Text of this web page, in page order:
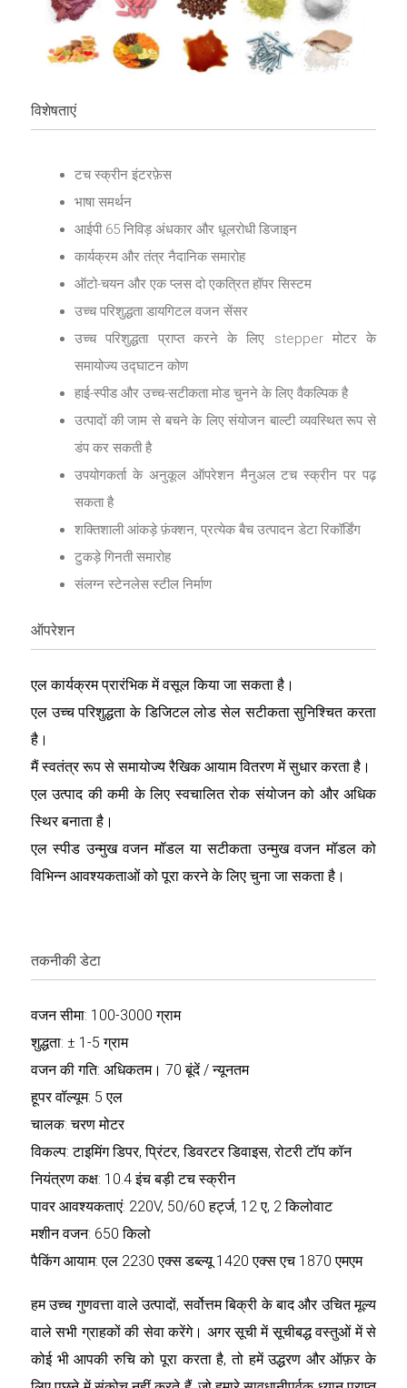
विशेषताएं
टच स्क्रीन इंटरफ़ेस
भाषा समर्थन
आईपी ​​65 निविड़ अंधकार और धूलरोधी डिजाइन
कार्यक्रम और तंत्र नैदानिक ​​समारोह
ऑटो-चयन और एक प्लस दो एकत्रित हॉपर सिस्टम
उच्च परिशुद्धता डायगिटल वजन सेंसर
उच्च परिशुद्धता प्राप्त करने के लिए stepper मोटर के
समायोज्य उद्घाटन कोण
हाई-स्पीड और उच्च-सटीकता मोड चुनने के लिए वैकल्पिक है
उत्पादों की जाम से बचने के लिए संयोजन बाल्टी व्यवस्थित रूप से
डंप कर सकती है
उपयोगकर्ता के अनुकूल ऑपरेशन मैनुअल टच स्क्रीन पर पढ़
सकता है
शक्तिशाली आंकड़े फ़ंक्शन, प्रत्येक बैच उत्पादन डेटा रिकॉर्डिंग
टुकड़े गिनती समारोह
संलग्न स्टेनलेस स्टील निर्माण
ऑपरेशन
एल कार्यक्रम प्रारंभिक में वसूल किया जा सकता है।
एल उच्च परिशुद्धता के डिजिटल लोड सेल सटीकता सुनिश्चित करता
है।
मैं स्वतंत्र रूप से समायोज्य रैखिक आयाम वितरण में सुधार करता है।
एल उत्पाद की कमी के लिए स्वचालित रोक संयोजन को और अधिक
स्थिर बनाता है।
एल स्पीड उन्मुख वजन मॉडल या सटीकता उन्मुख वजन मॉडल को
विभिन्न आवश्यकताओं को पूरा करने के लिए चुना जा सकता है।
तकनीकी डेटा
वजन सीमा: 100-3000 ग्राम
शुद्धता: ± 1-5 ग्राम
वजन की गति: अधिकतम। 70 बूंदें / न्यूनतम
हूपर वॉल्यूम: 5 एल
चालक: चरण मोटर
विकल्प: टाइमिंग डिपर, प्रिंटर, डिवरटर डिवाइस, रोटरी टॉप कॉन
नियंत्रण कक्ष: 10.4 इंच बड़ी टच स्क्रीन
पावर आवश्यकताएं: 220V, 50/60 हर्ट्ज, 12 ए, 2 किलोवाट
मशीन वजन: 650 किलो
पैकिंग आयाम: एल 2230 एक्स डब्ल्यू 1420 एक्स एच 1870 एमएम
हम उच्च गुणवत्ता वाले उत्पादों, सर्वोत्तम बिक्री के बाद और उचित मूल्य
वाले सभी ग्राहकों की सेवा करेंगे। अगर सूची में सूचीबद्ध वस्तुओं में से
कोई भी आपकी रुचि को पूरा करता है, तो हमें उद्धरण और ऑफ़र के